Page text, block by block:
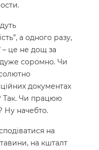
а одного разу,
– це не дощ за
дуже соромно. Чи
документах
Так. Чи працюю
Ну начебто.
на
на кшталт